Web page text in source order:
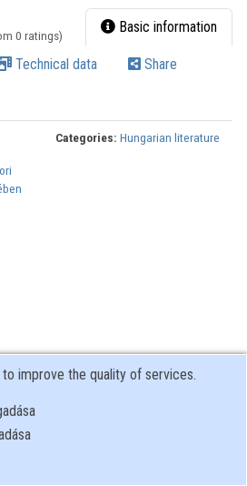
0 ratings) Basic information
Technical data Share
Categories: Hungarian literature
improve the quality of services.